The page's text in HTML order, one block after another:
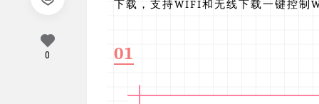
下载，支持WIFI和无线下载一键控制
01
0